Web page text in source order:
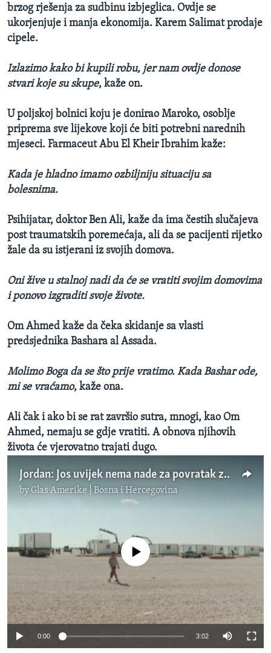
brzog rješenja za sudbinu izbjeglica. Ovdje se
ukorjenjuje i manja ekonomija. Karem Salimat prodaje
cipele.
Izlazimo kako bi kupili robu, jer nam ovdje donose
stvari koje su skupe, kaže on.
U poljskoj bolnici koju je donirao Maroko, osoblje
priprema sve lijekove koji će biti potrebni narednih
mjeseci. Farmaceut Abu El Kheir Ibrahim kaže:
Kada je hladno imamo ozbiljniju situaciju sa
bolesnima.
Psihijatar, doktor Ben Ali, kaže da ima čestih slučajeva
post traumatskih poremećaja, ali da se pacijenti rijetko
žale da su istjerani iz svojih domova.
Oni žive u stalnoj nadi da će se vratiti svojim domovima
i ponovo izgraditi svoje živote.
Om Ahmed kaže da čeka skidanje sa vlasti
predsjednika Bashara al Assada.
Molimo Boga da se što prije vratimo. Kada Bashar ode,
mi se vraćamo, kaže ona.
Ali čak i ako bi se rat završio sutra, mnogi, kao Om
Ahmed, nemaju se gdje vratiti. A obnova njihovih
života će vjerovatno trajati dugo.
Jordan: Jos uvijek nema nade za povratak za sirijske izbjeglice
by Glas Amerike | Bosna i Hercegovina
No media source currently available
0:00 3:02